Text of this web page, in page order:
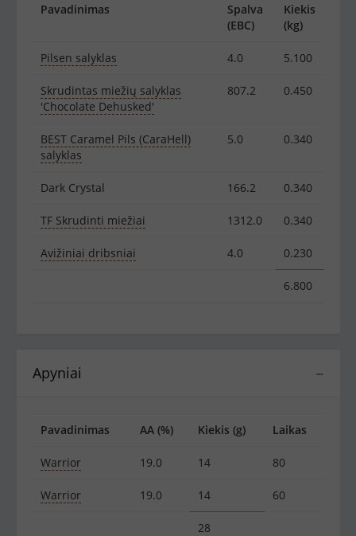
Pavadinimas
Spalva
(EBC)
Kiekis
(kg)
Pilsen salyklas 4.0 5.100
Skrudintas miežių salyklas
'Chocolate Dehusked'
807.2 0.450
BEST Caramel Pils (CaraHell)
salyklas
5.0 0.340
Dark Crystal 166.2 0.340
TF Skrudinti miežiai 1312.0 0.340
Avižiniai dribsniai 4.0 0.230
6.800
−
Apyniai
Pavadinimas AA (%) Kiekis (g) Laikas
Warrior 19.0 14 80
Warrior 19.0 14 60
28